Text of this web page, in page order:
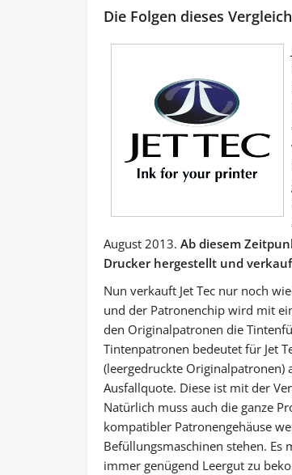
Die Folgen dieses
August 2013. Ab diesem
Drucker hergestellt und
Nun verkauft Jet Tec nur noch
und der Patronenchip wird mit
den Originalpatronen die
Tintenpatronen bedeutet für Jet
(leergedruckte Originalpatronen)
Ausfallquote. Diese ist mit der
Natürlich muss auch die ganze
kompatibler Patronengehäuse
Befüllungsmaschinen stehen.
immer genügend Leergut zu